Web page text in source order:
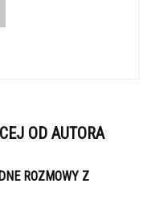
OD AUTORA
ROZMOWY Z